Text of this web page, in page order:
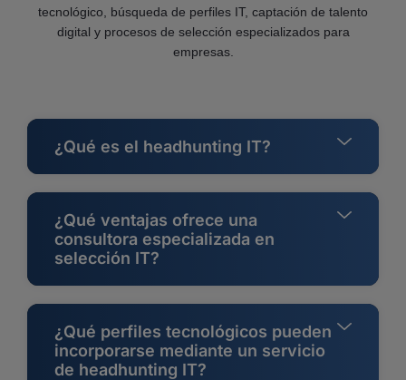
tecnológico, búsqueda de perfiles IT, captación de talento
digital y procesos de selección especializados para
empresas.
¿Qué es el headhunting IT?
¿Qué ventajas ofrece una
consultora especializada en
selección IT?
¿Qué perfiles tecnológicos pueden
incorporarse mediante un servicio
de headhunting IT?